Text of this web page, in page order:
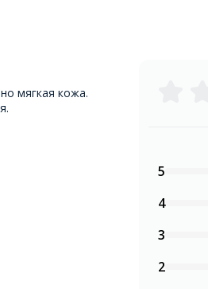
мягкая кожа.
5
4
3
2